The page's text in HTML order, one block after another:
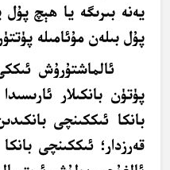
يەنە بىرىگە يا ھېچ پۇل
پۇل بىلەن مۇئامىلە
ئالماشتۇرۇش
پۈتۈن بانكىلار
بانكا ئىككىنچى
قەرزدار؛ ئىككىنچى